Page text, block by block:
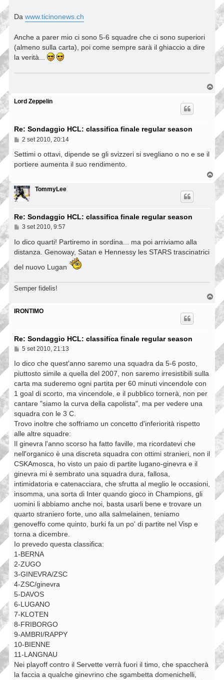
Da www.ticinonews.ch
Anche a parer mio ci sono 5-6 squadre che ci sono superiori
(almeno sulla carta), poi come sempre sarà il ghiaccio a dire
la verità...
o
p
Lord Zeppelin
Re: Sondaggio HCL: classifica finale regular season
M
s
a
i
o
2 set 2010, 20:14
Settimi o ottavi, dipende se gli svizzeri si svegliano o no e se il
portiere aumenta il suo rendimento.
o
p
TommyLee
Re: Sondaggio HCL: classifica finale regular season
M
s
a
g
o
3 set 2010, 9:57
Io dico quarti! Partiremo in sordina... ma poi arriviamo alla
distanza. Genoway, Satan e Hennessy les STARS trascinatrici
del nuovo Lugan
Semper fidelis!
p
IRONTIMO
Re: Sondaggio HCL: classifica finale regular season
M
s
a
g
i
o
5 set 2010, 21:13
Io dico che quest'anno saremo una squadra da 5-6 posto,
piuttosto simile a quella del 2007, non saremo irresistibili sulla
carta ma suderemo ogni partita per 60 minuti vincendole con
1 goal di scorto, ma vincendole, e il pubblico tornerà, non per
cantare "siamo la curva della capolista", ma per vedere una
squadra con le 3 C.
Trovo inoltre che soffriamo un concetto d'inferiorità rispetto
alle altre squadre:
Il ginevra l'anno scorso ha fatto faville, ma ricordatevi che
nell'organico è una discreta squadra con ottimi stranieri, non il
CSKAmosca, ho visto un paio di partite lugano-ginevra e il
ginevra mi è sembrato una squadra dura, fallosa,
intimidatoria e catenacciara, che sfrutta al meglio le occasioni,
insomma, una sorta di Inter quando gioco in Champions, gli
uomini li abbiamo anche noi, basta usarli bene e trovare un
quarto straniero forte, uno alla salmelainen, teniamo
genoveffo come quinto, burki fa un po' di partite nel Visp e
torna a dicembre.
Io prevedo questa classifica:
1-BERNA
2-ZUGO
3-GINEVRA/ZSC
4-ZSC/ginevra
5-DAVOS
6-LUGANO
7-KLOTEN
8-FRIBORGO
9-AMBRI/RAPPY
10-BIENNE
11-LANGNAU
Nei playoff contro il Servette verrà fuori il timo, che spaccherà
la faccia a qualche ginevrino che sgambetta domenichelli,